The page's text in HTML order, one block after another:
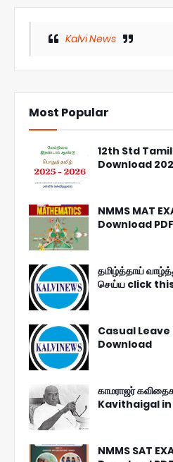
Kalvi News
Most Popular
12th Std
Download
NMMS MAT
Download PDF
தமிழ்த்தாய்
செய்ய click
Casual Leave
Download
காமராஜர்
Kavithaigal
NMMS SAT